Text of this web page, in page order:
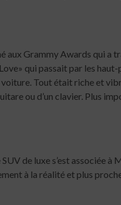
aux Grammy Awards qui a
qui passait par les
Tout était riche et
ou d’un clavier. Plus
de luxe s’est associée
à la réalité et plus